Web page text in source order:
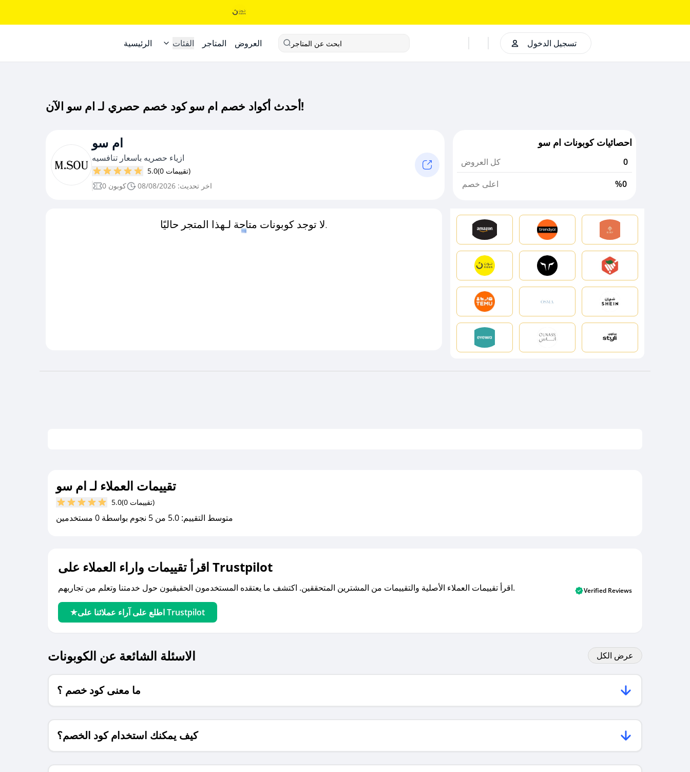
الرئيسية الفئات المتاجر العروض ابحث عن المتاجر تسجيل الدخول
أحدث أكواد خصم ام سو كود خصم حصري لـ ام سو الآن!
ام سو
ازياء حصريه باسعار تنافسيه
5.0
(0 تقييمات)
0 كوبون
اخر تحديث: 08/08/2026
احصائيات كوبونات ام سو
كل العروض
0
اعلى خصم
%0
لا توجد كوبونات متاحة لـهذا المتجر حاليًا.
تقييمات العملاء لـ ام سو
5.0 (0 تقييمات)
متوسط التقييم: 5.0 من 5 نجوم بواسطة 0 مستخدمين
اقرأ تقييمات واراء العملاء على Trustpilot
اقرأ تقييمات العملاء الأصلية والتقييمات من المشترين المتحققين. اكتشف ما يعتقده المستخدمون الحقيقيون حول خدمتنا وتعلم من تجاربهم.
اطلع على آراء عملائنا على Trustpilot
Verified Reviews
الاسئلة الشائعة عن الكوبونات عرض الكل
ما معنى كود خصم ؟
كيف يمكنك استخدام كود الخصم؟